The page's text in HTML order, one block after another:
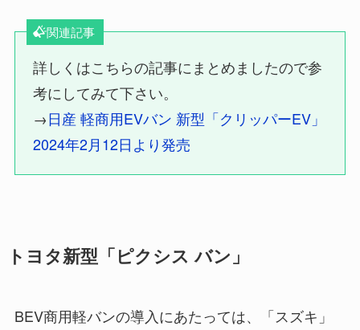
関連記事
詳しくはこちらの記事にまとめましたので参
考にしてみて下さい。
→日産 軽商用EVバン 新型「クリッパーEV」
2024年2月12日より発売
トヨタ新型「ピクシス バン」
BEV商用軽バンの導入にあたっては、「スズキ」